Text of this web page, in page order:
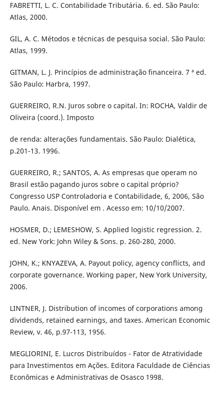
FABRETTI, L. C. Contabilidade Tributária. 6. ed. São Paulo:
Atlas, 2000.
GIL, A. C. Métodos e técnicas de pesquisa social. São Paulo:
Atlas, 1999.
GITMAN, L. J. Princípios de administração financeira. 7 ª ed.
São Paulo: Harbra, 1997.
GUERREIRO, R.N. Juros sobre o capital. In: ROCHA, Valdir de
Oliveira (coord.). Imposto
de renda: alterações fundamentais. São Paulo: Dialética,
p.201-13. 1996.
GUERREIRO, R.; SANTOS, A. As empresas que operam no
Brasil estão pagando juros sobre o capital próprio?
Congresso USP Controladoria e Contabilidade, 6, 2006, São
Paulo. Anais. Disponível em . Acesso em: 10/10/2007.
HOSMER, D.; LEMESHOW, S. Applied logistic regression. 2.
ed. New York: John Wiley & Sons. p. 260-280, 2000.
JOHN, K.; KNYAZEVA, A. Payout policy, agency conflicts, and
corporate governance. Working paper, New York University,
2006.
LINTNER, J. Distribution of incomes of corporations among
dividends, retained earnings, and taxes. American Economic
Review, v. 46, p.97-113, 1956.
MEGLIORINI, E. Lucros Distribuídos - Fator de Atratividade
para Investimentos em Ações. Editora Faculdade de Ciências
Econômicas e Administrativas de Osasco 1998.